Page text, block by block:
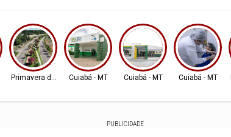
Primavera do LesteCuiabá - MT Cuiabá - MT Cuiabá - MT
PUBLICIDADE